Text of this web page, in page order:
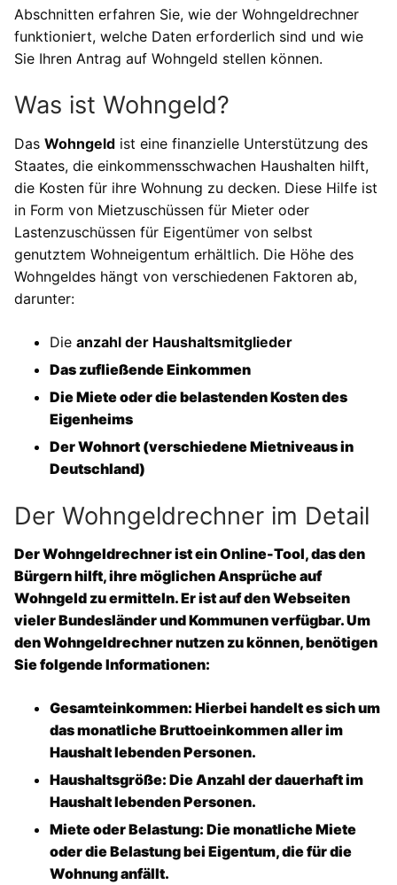
Abschnitten erfahren Sie, wie der Wohngeldrechner
funktioniert, welche Daten erforderlich sind und wie
Sie Ihren Antrag auf Wohngeld stellen können.
Was ist Wohngeld?
Das Wohngeld ist eine finanzielle Unterstützung des
Staates, die einkommensschwachen Haushalten hilft,
die Kosten für ihre Wohnung zu decken. Diese Hilfe ist
in Form von Mietzuschüssen für Mieter oder
Lastenzuschüssen für Eigentümer von selbst
genutztem Wohneigentum erhältlich. Die Höhe des
Wohngeldes hängt von verschiedenen Faktoren ab,
darunter:
Die anzahl der Haushaltsmitglieder
Daszufließende Einkommen
DieMieteoder diebelastenden Kostendes
Eigenheims
DerWohnort (verschiedene Mietniveaus in
Deutschland)
Der Wohngeldrechner im Detail
DerWohngeldrechnerist ein Online-Tool, das den
Bürgern hilft, ihre möglichen Ansprüche auf
Wohngeld zu ermitteln. Er ist auf den Webseiten
vieler Bundesländer und Kommunen verfügbar. Um
den Wohngeldrechner nutzen zu können, benötigen
Sie folgende Informationen:
Gesamteinkommen: Hierbei handelt es sich um
das monatliche Bruttoeinkommen aller im
Haushalt lebenden Personen.
Haushaltsgröße: Die Anzahl der dauerhaft im
Haushalt lebenden Personen.
Miete oder Belastung: Die monatliche Miete
oder die Belastung bei Eigentum, die für die
Wohnung anfällt.